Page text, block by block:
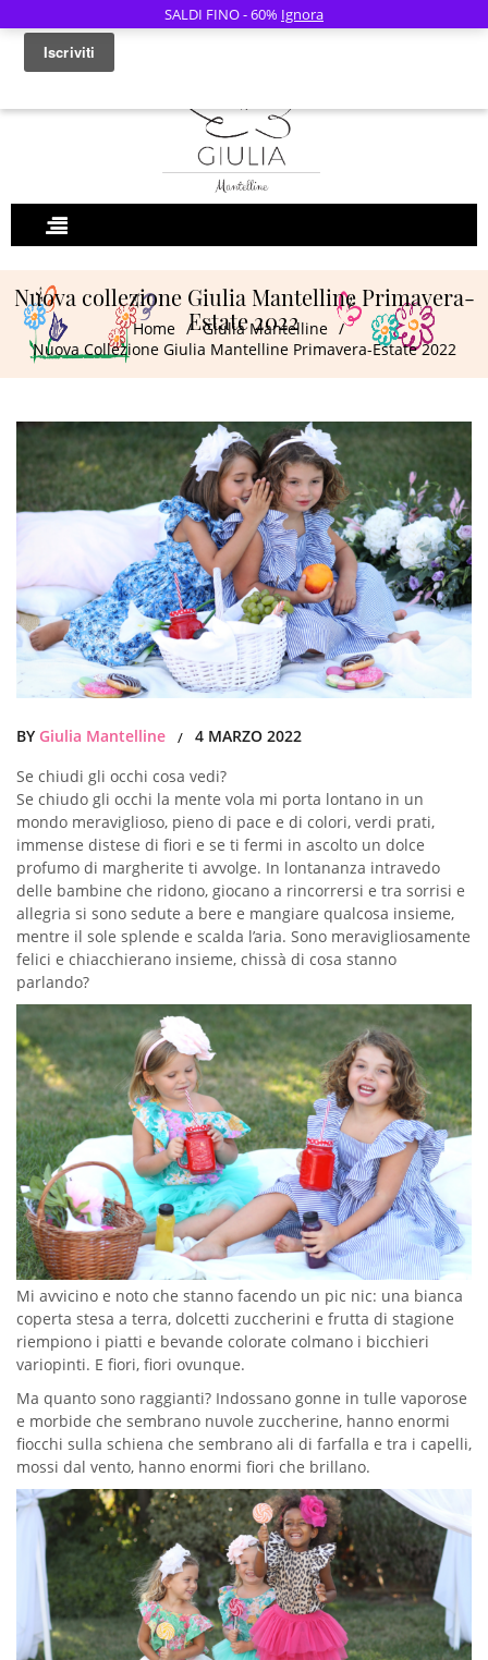
Nuova collezione Giulia Mantelline Primavera-
Estate 2022
Home / Giulia Mantelline /
Nuova Collezione Giulia Mantelline Primavera-Estate 2022
BY Giulia Mantelline /
4 MARZO 2022
Se chiudi gli occhi cosa vedi?
Se chiudo gli occhi la mente vola mi porta lontano in un
mondo meraviglioso, pieno di pace e di colori, verdi prati,
immense distese di fiori e se ti fermi in ascolto un dolce
profumo di margherite ti avvolge. In lontananza intravedo
delle bambine che ridono, giocano a rincorrersi e tra sorrisi e
allegria si sono sedute a bere e mangiare qualcosa insieme,
mentre il sole splende e scalda l’aria. Sono meravigliosamente
felici e chiacchierano insieme, chissà di cosa stanno
parlando?
Mi avvicino e noto che stanno facendo un pic nic: una bianca
coperta stesa a terra, dolcetti zuccherini e frutta di stagione
riempiono i piatti e bevande colorate colmano i bicchieri
variopinti. E fiori, fiori ovunque.
Ma quanto sono raggianti? Indossano gonne in tulle vaporose
e morbide che sembrano nuvole zuccherine, hanno enormi
fiocchi sulla schiena che sembrano ali di farfalla e tra i capelli,
mossi dal vento, hanno enormi fiori che brillano.
SALDI FINO - 60% Ignora